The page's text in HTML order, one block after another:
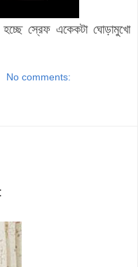
হচ্ছে স্রেফ একেকটা ঘোড়ামুখো
No comments: